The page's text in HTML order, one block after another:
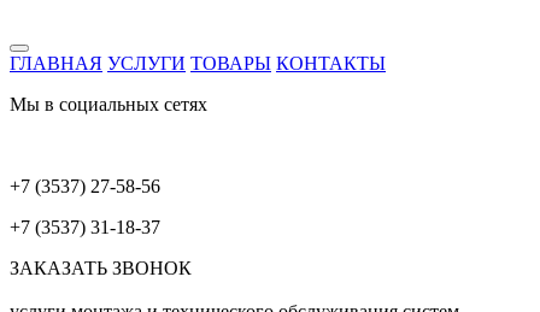
ГЛАВНАЯ УСЛУГИ ТОВАРЫ КОНТАКТЫ
Мы в социальных сетях
+7 (3537) 27-58-56
+7 (3537) 31-18-37
ЗАКАЗАТЬ ЗВОНОК